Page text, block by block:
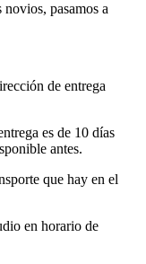
pasamos a
de entrega
es de 10 días
antes.
que hay en el
en horario de